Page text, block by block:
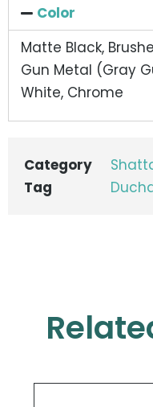
Color
Matte Black,
Gun Metal (Gray
White, Chrome
Category
Tag